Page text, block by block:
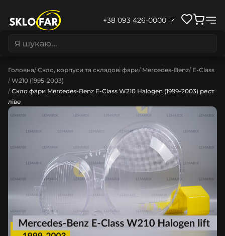
+38 093 426-0000
Головна Скло, корпуси та складові фари Mercedes-Benz E-Class
W210 (1995-2003)
Скло фари Mercedes-Benz E-Class W210 Halogen (1999-2003) рест
ліве